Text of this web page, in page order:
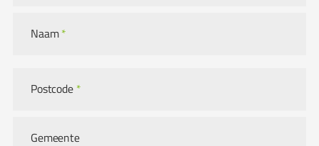
Naam*
Postcode *
Gemeente